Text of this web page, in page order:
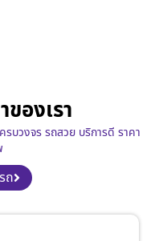
ของเรา
บวงจร รถสวย บริการดี ราคา
ถ